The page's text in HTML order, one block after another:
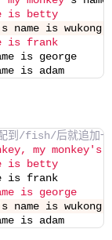
is betty
s name is wukong
is frank
is george
is adam
到/fish/后就追加一
my monkey's
is betty
is frank
is george
s name is wukong
is adam